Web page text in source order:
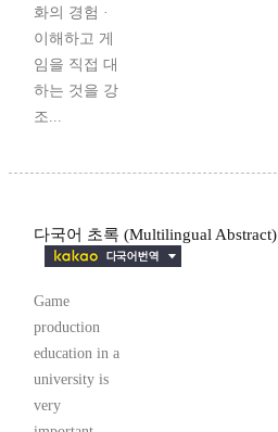
화의 경험 ·
이해하고 게
임을 직접 대
하는 것을 강
조...
다국어 초록 (Multilingual Abstract)
Game
production
education in a
university is
very